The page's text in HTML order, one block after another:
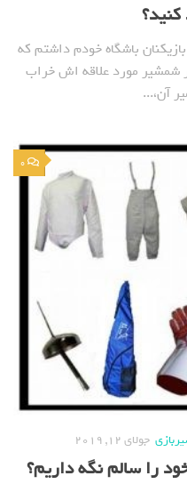
باشگاه خودم داشتم که
مورد علاقه اش خراب
0
جولای 12, 2019
را سالم نگه داریم؟